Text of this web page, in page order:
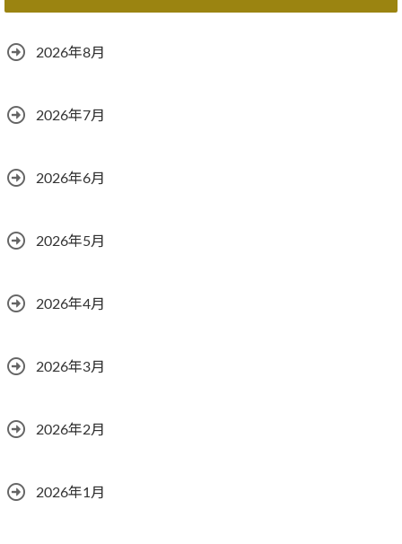
2026年8月
2026年7月
2026年6月
2026年5月
2026年4月
2026年3月
2026年2月
2026年1月